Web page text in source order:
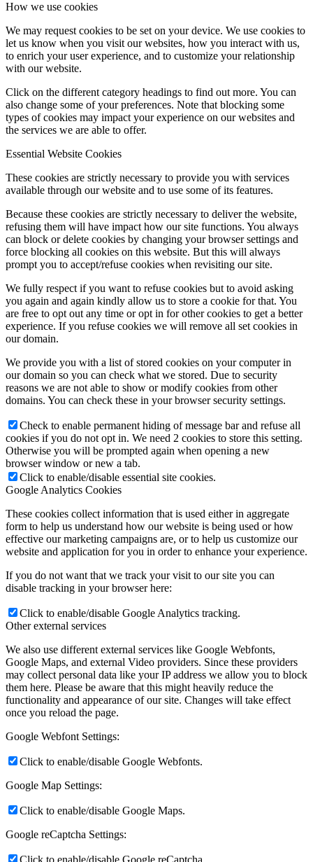
How we use cookies
We may request cookies to be set on your device. We use cookies to
let us know when you visit our websites, how you interact with us,
to enrich your user experience, and to customize your relationship
with our website.
Click on the different category headings to find out more. You can
also change some of your preferences. Note that blocking some
types of cookies may impact your experience on our websites and
the services we are able to offer.
Essential Website Cookies
These cookies are strictly necessary to provide you with services
available through our website and to use some of its features.
Because these cookies are strictly necessary to deliver the website,
refusing them will have impact how our site functions. You always
can block or delete cookies by changing your browser settings and
force blocking all cookies on this website. But this will always
prompt you to accept/refuse cookies when revisiting our site.
We fully respect if you want to refuse cookies but to avoid asking
you again and again kindly allow us to store a cookie for that. You
are free to opt out any time or opt in for other cookies to get a better
experience. If you refuse cookies we will remove all set cookies in
our domain.
We provide you with a list of stored cookies on your computer in
our domain so you can check what we stored. Due to security
reasons we are not able to show or modify cookies from other
domains. You can check these in your browser security settings.
Check to enable permanent hiding of message bar and refuse all
cookies if you do not opt in. We need 2 cookies to store this setting.
Otherwise you will be prompted again when opening a new
browser window or new a tab.
Click to enable/disable essential site cookies.
Google Analytics Cookies
These cookies collect information that is used either in aggregate
form to help us understand how our website is being used or how
effective our marketing campaigns are, or to help us customize our
website and application for you in order to enhance your experience.
If you do not want that we track your visit to our site you can
disable tracking in your browser here:
Click to enable/disable Google Analytics tracking.
Other external services
We also use different external services like Google Webfonts,
Google Maps, and external Video providers. Since these providers
may collect personal data like your IP address we allow you to block
them here. Please be aware that this might heavily reduce the
functionality and appearance of our site. Changes will take effect
once you reload the page.
Google Webfont Settings:
Click to enable/disable Google Webfonts.
Google Map Settings:
Click to enable/disable Google Maps.
Google reCaptcha Settings: